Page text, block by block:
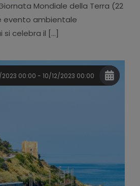
Mondiale della Terra (22
evento ambientale
celebra il [...]
00:00 - 10/12/2023 00:00